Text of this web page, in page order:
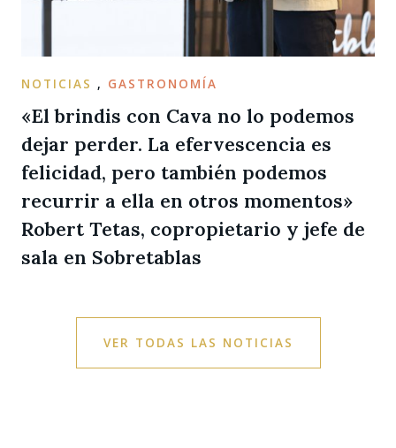
NOTICIAS , GASTRONOMÍA
«El brindis con Cava no lo podemos
dejar perder. La efervescencia es
felicidad, pero también podemos
recurrir a ella en otros momentos»
Robert Tetas, copropietario y jefe de
sala en Sobretablas
VER TODAS LAS NOTICIAS